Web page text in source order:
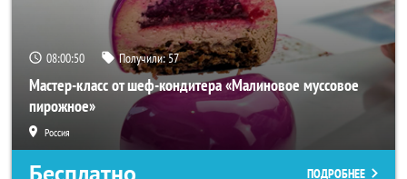
08:00:48 Получили:57
Мастер-класс от шеф-кондитера «Малиновое муссовое
пирожное»
Россия
ПОДРОБНЕЕ